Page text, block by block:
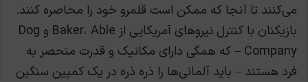
می‌کنند تا آنجا که ممکن است قلمرو خود را محاصره کنند.
بازیکنان با کنترل نیروهای آمریکایی از Baker، Able و Dog
Company – که همگی دارای مکانیک و قدرت منحصر به
فرد هستند – باید آلمانی‌ها را ذره ذره در یک کمپین سنگین